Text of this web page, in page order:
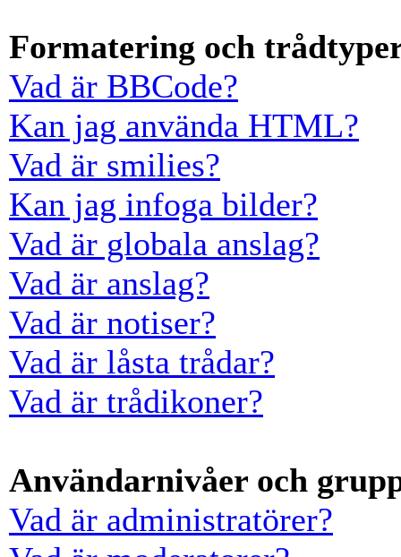
Formatering och
Vad är BBCode?
Kan jag använda HTML?
Vad är smilies?
Kan jag infoga bilder?
Vad är globala anslag?
Vad är anslag?
Vad är notiser?
Vad är låsta trådar?
Vad är trådikoner?
Användarnivåer och
Vad är administratörer?